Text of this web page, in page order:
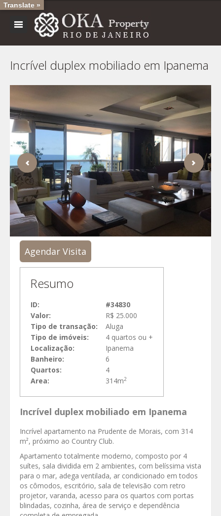
Incrível duplex mobiliado em Ipanema
Agendar Visita
Resumo
ID:
#34830
Valor:
R$ 25.000
Tipo de transação:
Aluga
Tipo de imóveis:
4 quartos ou +
Localização:
Ipanema
Banheiro:
6
Quartos:
4
Area:
314m2
Incrível duplex mobiliado em Ipanema
Incrível apartamento na Prudente de Morais, com 314
m², próximo ao Country Club.
Apartamento totalmente moderno, composto por 4
suítes, sala dividida em 2 ambientes, com belíssima vista
para o mar, adega ventilada, ar condicionado em todos
os cômodos, escritório, sala de televisão com retro
projetor, varanda, acesso para os quartos com portas
blindadas, cozinha, área de serviço e dependência
Translate »